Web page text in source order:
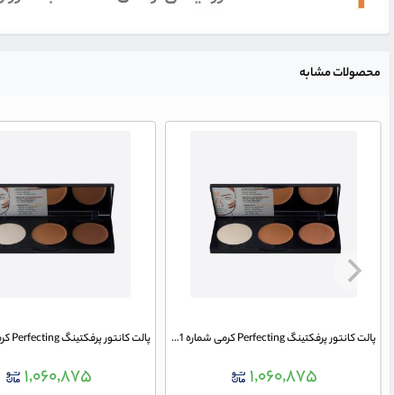
محصولات مشابه
پالت کانتور پرفکتینگ Perfecting کرمی شماره 01 نوت
۱,۰۶۰,۸۷۵ ۱,۰۶۰,۸۷۵